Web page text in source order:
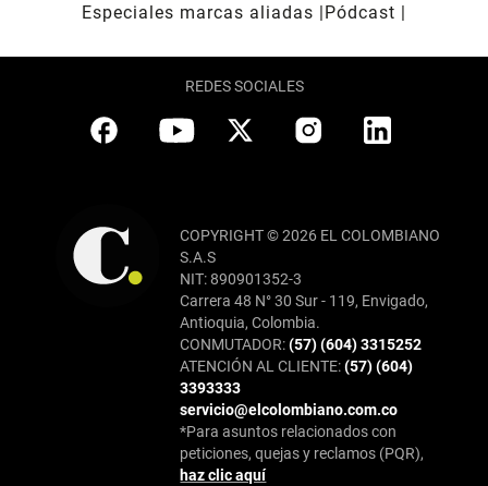
Especiales marcas aliadas
Pódcast
REDES SOCIALES
COPYRIGHT © 2026 EL COLOMBIANO
S.A.S
NIT: 890901352-3
Carrera 48 N° 30 Sur - 119, Envigado,
Antioquia, Colombia.
CONMUTADOR:(57) (604) 3315252
ATENCIÓN AL CLIENTE:(57) (604)
3393333
servicio@elcolombiano.com.co
*Para asuntos relacionados con
peticiones, quejas y reclamos (PQR),
haz clic aquí